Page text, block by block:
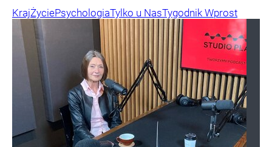
KrajŻyciePsychologiaTylko u NasTygodnik Wprost